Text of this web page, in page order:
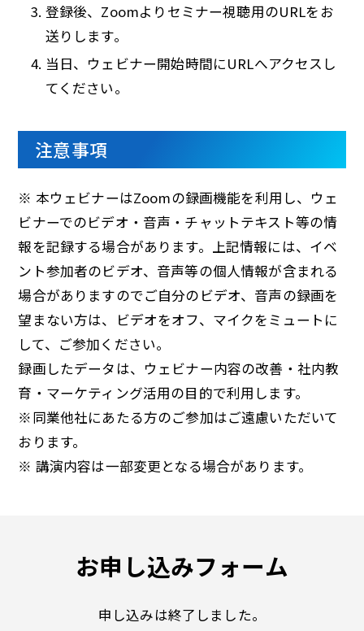
登録後、Zoomよりセミナー視聴用のURLをお
送りします。
当日、ウェビナー開始時間にURLへアクセスし
てください。
注意事項
※ 本ウェビナーはZoomの録画機能を利用し、ウェ
ビナーでのビデオ・音声・チャットテキスト等の情
報を記録する場合があります。上記情報には、イベ
ント参加者のビデオ、音声等の個人情報が含まれる
場合がありますのでご自分のビデオ、音声の録画を
望まない方は、ビデオをオフ、マイクをミュートに
して、ご参加ください。
録画したデータは、ウェビナー内容の改善・社内教
育・マーケティング活用の目的で利用します。
※同業他社にあたる方のご参加はご遠慮いただいて
おります。
※ 講演内容は一部変更となる場合があります。
お申し込みフォーム
申し込みは終了しました。